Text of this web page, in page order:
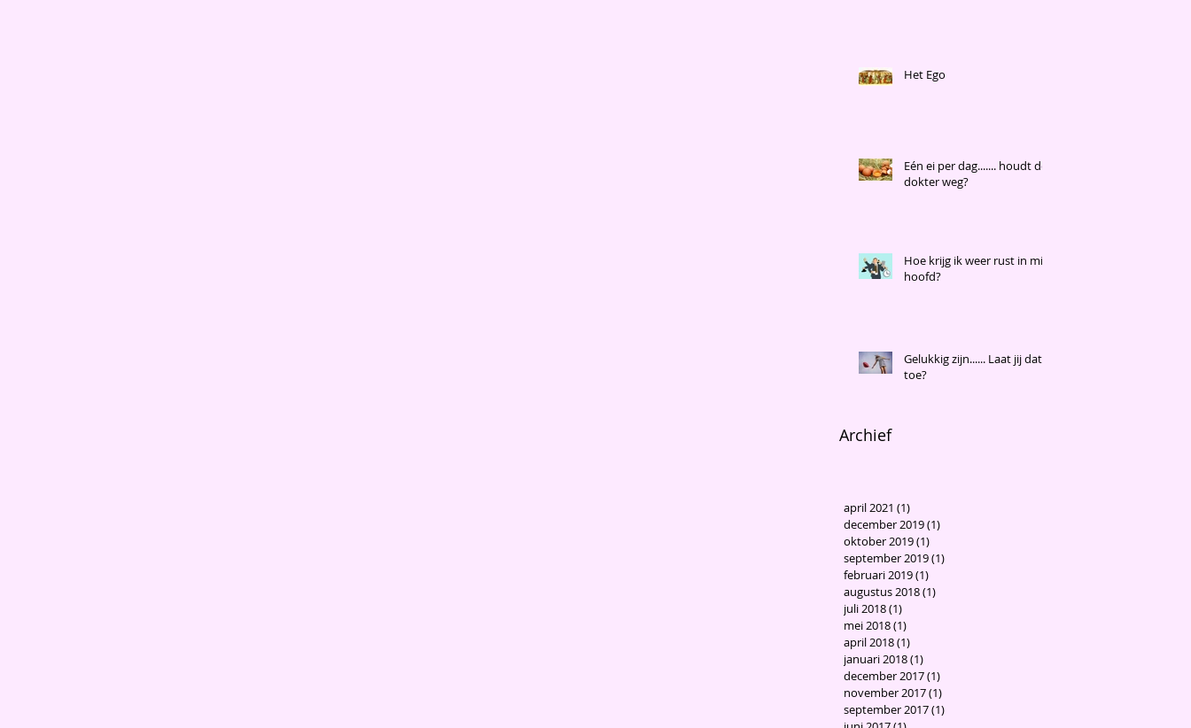
Het Ego
Eén ei per dag....... houdt de
dokter weg?
Hoe krijg ik weer rust in mijn
hoofd?
Gelukkig zijn...... Laat jij dat
toe?
Archief
april 2021 (1)
december 2019(1)
oktober 2019(1)
september 2019(1)
februari 2019(1)
augustus 2018(1)
juli 2018(1)
mei 2018(1)
april 2018(1)
januari 2018(1)
december 2017(1)
november 2017(1)
september 2017(1)